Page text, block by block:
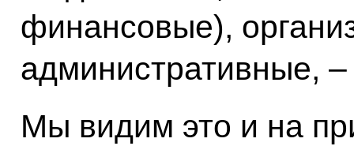
финансовые),
административные, –
Мы видим это и на